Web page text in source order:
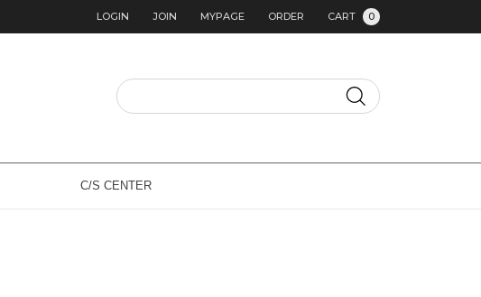
LOGIN JOIN MYPAGE ORDER CART 0
C/S CENTER